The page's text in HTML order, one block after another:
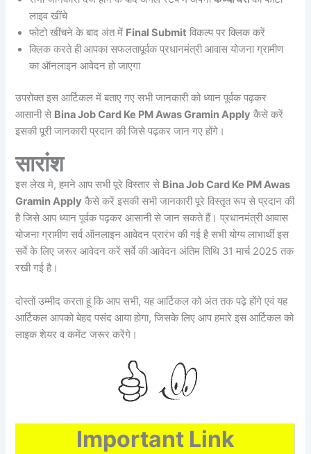
लाइव खींचे
फोटो खींचने के बाद अंत में Final Submit विकल्प पर क्लिक करें
क्लिक करते ही आपका सफलतापूर्वक प्रधानमंत्री आवास योजना ग्रामीण
का ऑनलाइन आवेदन हो जाएगा
उपरोक्त इस आर्टिकल में बताए गए सभी जानकारी को ध्यान पूर्वक पढ़कर
आसानी से Bina Job Card Ke PM Awas Gramin Apply कैसे करें
इसकी पूरी जानकारी प्रदान की जिसे पढ़कर जान गए होंगे।
सारांश
इस लेख मे, हमने आप सभी पूरे विस्तार से Bina Job Card Ke PM Awas
Gramin Apply कैसे करें इसकी सभी जानकारी पूरे विस्तृत रूप से प्रदान की
है जिसे आप ध्यान पूर्वक पढ़कर आसानी से जान सकते हैं। प्रधानमंत्री आवास
योजना ग्रामीण सर्व ऑनलाइन आवेदन प्रारंभ की गई है सभी योग्य लाभार्थी इस
सर्वे के लिए जरूर आवेदन करें सर्वे की आवेदन अंतिम तिथि 31 मार्च 2025 तक
रखी गई है।
दोस्तों उम्मीद करता हूं कि आप सभी, यह आर्टिकल को अंत तक पढ़े होंगे एवं यह
आर्टिकल आपको बेहद पसंद आया होगा, जिसके लिए आप हमारे इस आर्टिकल को
लाइक शेयर व कमेंट जरूर करेंगे।
Important Link